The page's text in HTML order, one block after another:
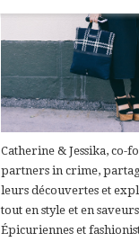
Catherine & Jessika, co-
partners in crime,
leurs découvertes et
tout en style et en
Épicuriennes et